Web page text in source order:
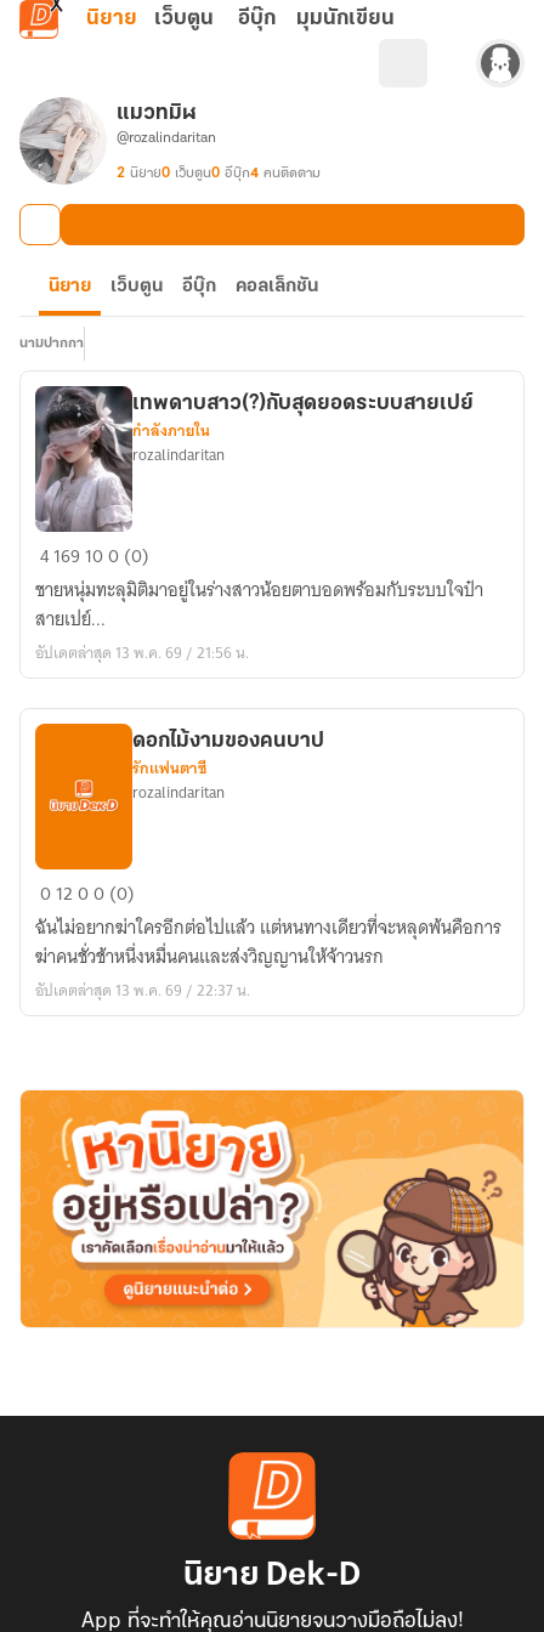
ข้ามไปยังเนื้อหาหลัก
นิยาย เว็บตูน อีบุ๊ก มุมนักเขียน
แมวทมิฬ
@rozalindaritan
2 นิยาย0 เว็บตูน0 อีบุ๊ก4 คนติดตาม
นิยาย เว็บตูน อีบุ๊ก คอลเล็กชัน
นามปากกา
เทพ
สาว(?)กับ
สุด
ยอด
สาย
เทพดาบสาว(?)กับสุดยอดระบบสายเปย์
กำลังภายใน
rozalindaritan
4169 100 (0)
ชายหนุ่มทะลุมิติมาอยู่ในร่างสาวน้อยตาบอดพร้อมกับระบบใจป๋า
สายเปย์...
อัปเดตล่าสุด 13 พ.ค. 69 / 21:56 น.
ดอกไม้
งาม
ของ
คน
บาป
ดอกไม้งามของคนบาป
รักแฟนตาซี
rozalindaritan
01200 (0)
ฉันไม่อยากฆ่าใครอีกต่อไปแล้ว แต่หนทางเดียวที่จะหลุดพ้นคือการ
ฆ่าคนชั่วช้าหนึ่งหมื่นคนและส่งวิญญานให้จ้าวนรก
อัปเดตล่าสุด 13 พ.ค. 69 / 22:37 น.
นิยาย Dek-D
App ที่จะทำให้คุณอ่านนิยายจนวางมือถือไม่ลง!